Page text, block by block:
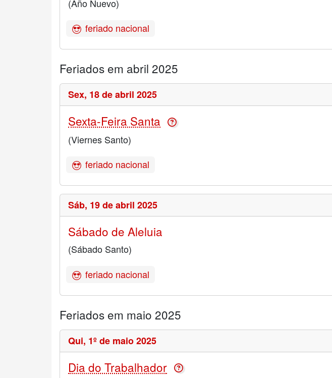
(Año Nuevo)
feriado nacional
Feriados em abril 2025
Sex, 18 de abril 2025
Sexta-Feira Santa
(Viernes Santo)
feriado nacional
Sáb, 19 de abril 2025
Sábado de Aleluia
(Sábado Santo)
feriado nacional
Feriados em maio 2025
Qui, 1º de maio 2025
Dia do Trabalhador